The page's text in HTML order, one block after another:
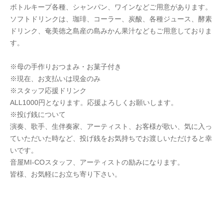
ボトルキープ各種、シャンパン、ワインなどご用意があります。
ソフトドリンクは、珈琲、コーラー、炭酸、各種ジュース、酵素
ドリンク、奄美徳之島産の島みかん果汁などもご用意しておりま
す。
※母の手作りおつまみ・お菓子付き
※現在、お支払いは現金のみ
※スタッフ応援ドリンク
ALL1000円となります。応援よろしくお願いします。
※投げ銭について
演奏、歌手、生伴奏家、アーティスト、お客様が歌い、気に入っ
ていただいた時など、投げ銭をお気持ちでお渡しいただけると幸
いです。
音屋MI-COスタッフ、アーティストの励みになります。
皆様、お気軽にお立ち寄り下さい。